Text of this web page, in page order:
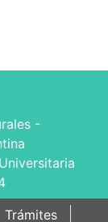
-
Trámites